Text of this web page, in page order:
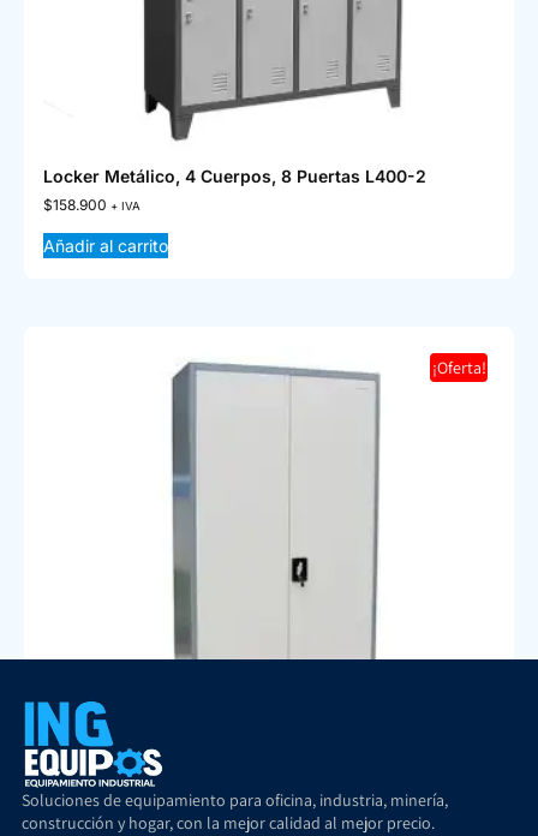
Locker Metálico, 4 Cuerpos, 8 Puertas L400-2
$158.900 + IVA
Añadir al carrito
¡Oferta!
Mueble Metálico tipo Storage – 2 puertas
Soluciones de equipamiento para oficina, industria, minería,
construcción y hogar, con la mejor calidad al mejor precio.